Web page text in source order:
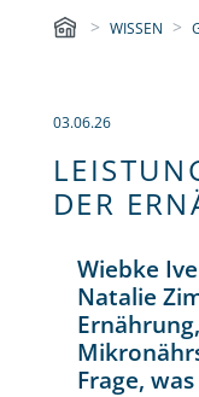
WISSEN
03.06.26
DER
Wiebke
Natalie
Frage,